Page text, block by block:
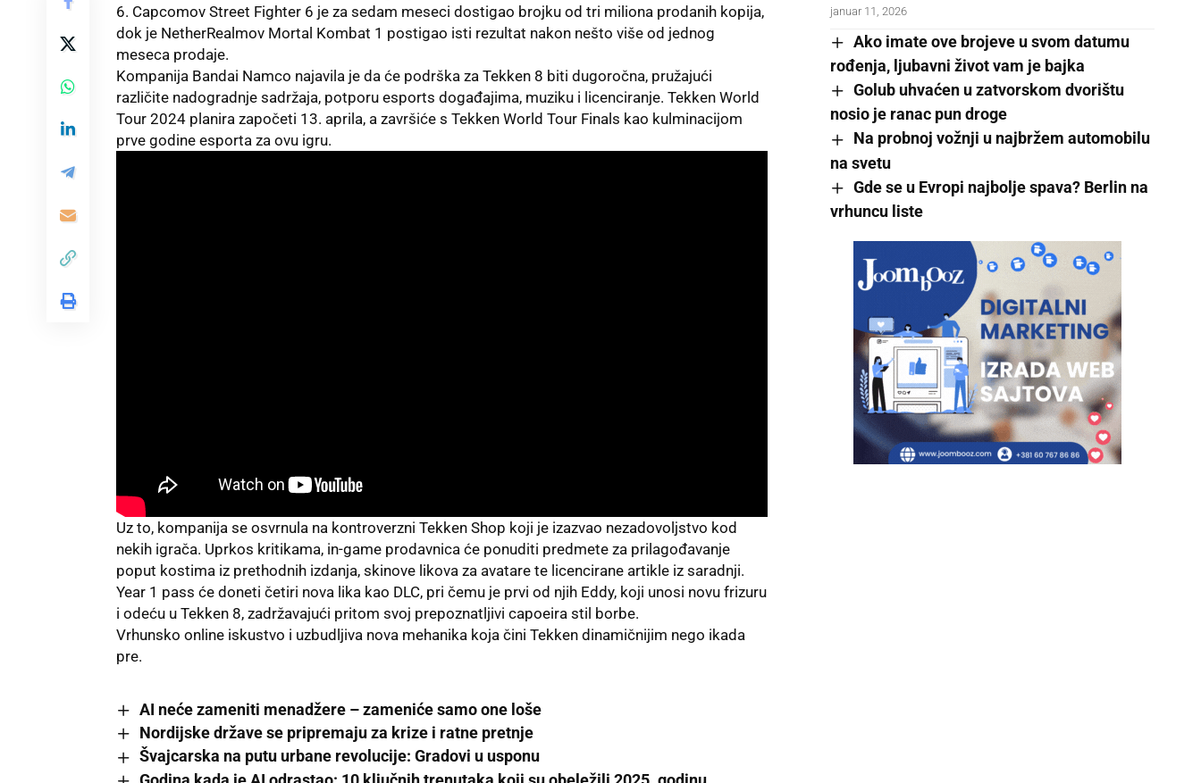
6. Capcomov Street Fighter 6 je za sedam meseci dostigao brojku od tri miliona prodanih kopija,
dok je NetherRealmov Mortal Kombat 1 postigao isti rezultat nakon nešto više od jednog
meseca prodaje.
Kompanija Bandai Namco najavila je da će podrška za Tekken 8 biti dugoročna, pružajući
različite nadogradnje sadržaja, potporu esports događajima, muziku i licenciranje. Tekken World
Tour 2024 planira započeti 13. aprila, a završiće s Tekken World Tour Finals kao kulminacijom
prve godine esporta za ovu igru.
Uz to, kompanija se osvrnula na kontroverzni Tekken Shop koji je izazvao nezadovoljstvo kod
nekih igrača. Uprkos kritikama, in-game prodavnica će ponuditi predmete za prilagođavanje
poput kostima iz prethodnih izdanja, skinove likova za avatare te licencirane artikle iz saradnji.
Year 1 pass će doneti četiri nova lika kao DLC, pri čemu je prvi od njih Eddy, koji unosi novu frizuru
i odeću u Tekken 8, zadržavajući pritom svoj prepoznatljivi capoeira stil borbe.
Vrhunsko online iskustvo i uzbudljiva nova mehanika koja čini Tekken dinamičnijim nego ikada
pre.
AI neće zameniti menadžere – zameniće samo one loše
Nordijske države se pripremaju za krize i ratne pretnje
Švajcarska na putu urbane revolucije: Gradovi u usponu
januar 11, 2026
Ako imate ove brojeve u svom datumu
rođenja, ljubavni život vam je bajka
Golub uhvaćen u zatvorskom dvorištu
nosio je ranac pun droge
Na probnoj vožnji u najbržem automobilu
na svetu
Gde se u Evropi najbolje spava? Berlin na
vrhuncu liste